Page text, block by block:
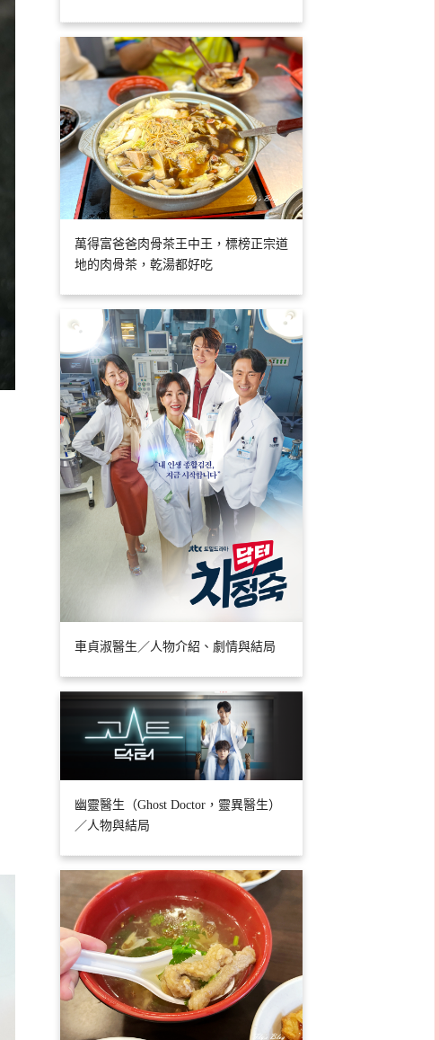
萬得富爸爸肉骨茶王中王，標榜正宗道
地的肉骨茶，乾湯都好吃
車貞淑醫生／人物介紹、劇情與結局
幽靈醫生（Ghost Doctor，靈異醫生）
／人物與結局